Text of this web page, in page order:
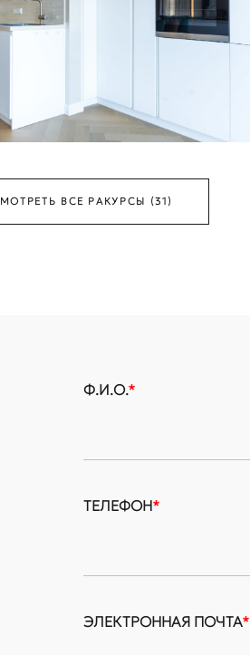
ВСЕ РАКУРСЫ (31)
Ф.И.О.*
ТЕЛЕФОН*
ЭЛЕКТРОННАЯ ПОЧТА*